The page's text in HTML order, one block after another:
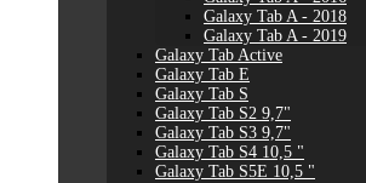
Galaxy Tab A - 2018
Galaxy Tab A - 2019
Galaxy Tab Active
Galaxy Tab E
Galaxy Tab S
Galaxy Tab S2 9,7"
Galaxy Tab S3 9,7"
Galaxy Tab S4 10,5 "
Galaxy Tab S5E 10,5 "